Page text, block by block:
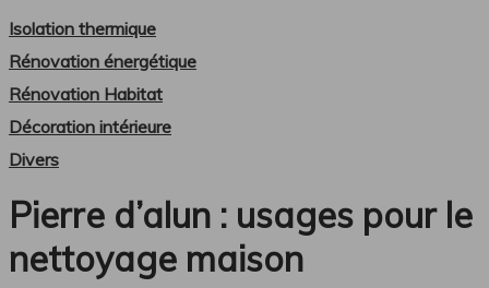
Isolation thermique
Rénovation énergétique
Rénovation Habitat
Décoration intérieure
Divers
Pierre d’alun : usages pour le
nettoyage maison